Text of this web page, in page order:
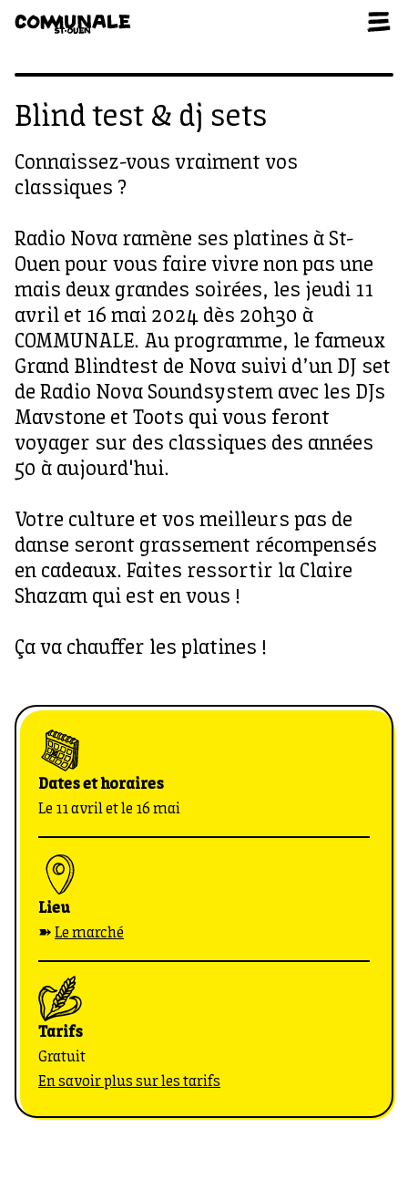
Aller au contenu
Blind test & dj sets
Connaissez-vous vraiment vos
classiques ?
Radio Nova ramène ses platines à St-
Ouen pour vous faire vivre non pas une
mais deux grandes soirées, les jeudi 11
avril et 16 mai 2024 dès 20h30 à
COMMUNALE. Au programme, le fameux
Grand Blindtest de Nova suivi d’un DJ set
de Radio Nova Soundsystem avec les DJs
Mavstone et Toots qui vous feront
voyager sur des classiques des années
50 à aujourd'hui.
Votre culture et vos meilleurs pas de
danse seront grassement récompensés
en cadeaux. Faites ressortir la Claire
Shazam qui est en vous !
Ça va chauffer les platines !
Dates et horaires
Le 11 avril et le 16 mai
Lieu
➽ Le marché
Tarifs
Gratuit
En savoir plus sur les tarifs